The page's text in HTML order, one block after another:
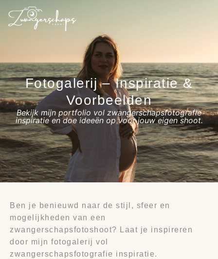
Fotogalerij – Inspiratie &
Voorbeelden
Bekijk mijn portfolio vol zwangerschapsfotografie
inspiratie en doe ideeën op voor jouw eigen shoot.
Ben je benieuwd naar de stijl, sfeer en
mogelijkheden van een
zwangerschapsfotoshoot? Laat je inspireren
door mijn fotogalerij vol
zwangerschapsfotografie inspiratie.